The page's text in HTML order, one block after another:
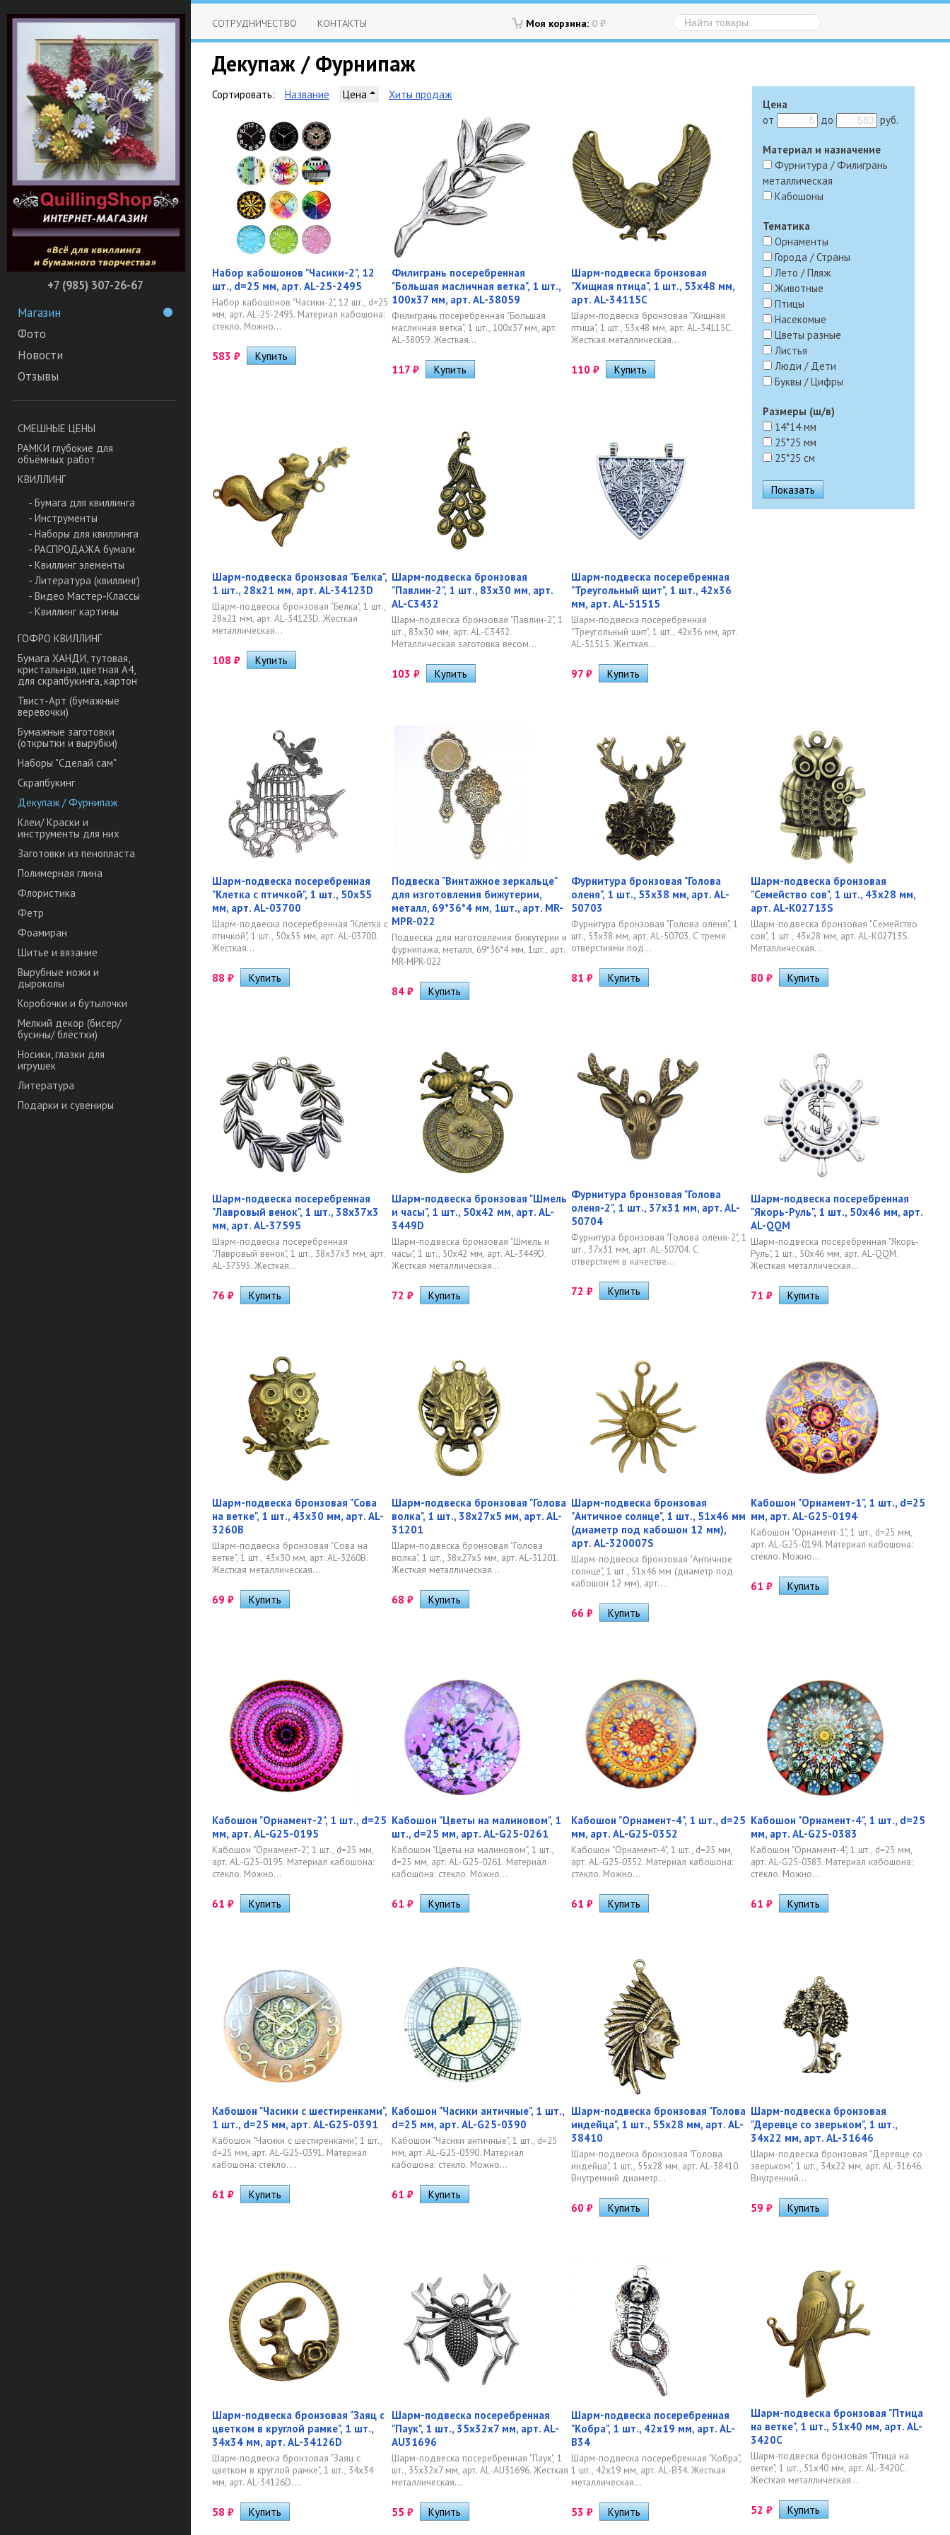
+7 (985) 307-26-67
Магазин
Фото
Новости
Отзывы
СМЕШНЫЕ ЦЕНЫ
РАМКИ глубокие для
объёмных работ
КВИЛЛИНГ
- Бумага для квиллинга
- Инструменты
- Наборы для квиллинга
- РАСПРОДАЖА бумаги
- Квиллинг элементы
- Литература (квиллинг)
- Видео Мастер-Классы
- Квиллинг картины
ГОФРО КВИЛЛИНГ
Бумага ХАНДИ, тутовая,
кристальная, цветная А4,
для скрапбукинга, картон
Твист-Арт (бумажные
веревочки)
Бумажные заготовки
(открытки и вырубки)
Наборы "Сделай сам"
Скрапбукинг
Декупаж / Фурнипаж
Клеи/ Краски и
инструменты для них
Заготовки из пенопласта
Полимерная глина
Флористика
Фетр
Фоамиран
Шитье и вязание
Вырубные ножи и
дыроколы
Коробочки и бутылочки
Мелкий декор (бисер/
бусины/ блёстки)
Носики, глазки для
игрушек
Литература
Подарки и сувениры
Моя корзина: 0 ₽
СОТРУДНИЧЕСТВО КОНТАКТЫ
Декупаж / Фурнипаж
Цена
от
до руб.
Материал и назначение
Фурнитура / Филигрань
металлическая
Кабошоны
Тематика
Орнаменты
Города / Страны
Лето / Пляж
Животные
Птицы
Насекомые
Цветы разные
Листья
Люди / Дети
Буквы / Цифры
Размеры (ш/в)
14*14 мм
25*25 мм
25*25 см
Сортировать: Название Цена Хиты продаж
Набор кабошонов "Часики-2", 12
шт., d=25 мм, арт. AL-25-2495
Набор кабошонов "Часики-2", 12 шт., d=25
мм, арт. AL-25-2495. Материал кабошона:
стекло. Можно...
583 ₽
Филигрань посеребренная
"Большая масличная ветка", 1 шт.,
100х37 мм, арт. AL-38059
Филигрань посеребренная "Большая
масличная ветка", 1 шт., 100х37 мм, арт.
AL-38059. Жесткая...
117 ₽
Шарм-подвеска бронзовая
"Хищная птица", 1 шт., 53х48 мм,
арт. AL-34115C
Шарм-подвеска бронзовая "Хищная
птица", 1 шт., 53х48 мм, арт. AL-34115C.
Жесткая металлическая...
110 ₽
Шарм-подвеска бронзовая "Белка",
1 шт., 28х21 мм, арт. AL-34123D
Шарм-подвеска бронзовая "Белка", 1 шт.,
28х21 мм, арт. AL-34123D. Жесткая
металлическая...
108 ₽
Шарм-подвеска бронзовая
"Павлин-2", 1 шт., 83х30 мм, арт.
AL-C3432
Шарм-подвеска бронзовая "Павлин-2", 1
шт., 83х30 мм, арт. AL-C3432.
Металлическая заготовка весом...
103 ₽
Шарм-подвеска посеребренная
"Треугольный щит", 1 шт., 42х36
мм, арт. AL-51515
Шарм-подвеска посеребренная
"Треугольный щит", 1 шт., 42х36 мм, арт.
AL-51515. Жесткая...
97 ₽
Шарм-подвеска посеребренная
"Клетка с птичкой", 1 шт., 50х55
мм, арт. AL-03700
Шарм-подвеска посеребренная "Клетка с
птичкой", 1 шт., 50х55 мм, арт. AL-03700.
Жесткая...
88 ₽
Подвеска "Винтажное зеркальце"
для изготовления бижутерии,
металл, 69*36*4 мм, 1шт., арт. MR-
MPR-022
Подвеска для изготовления бижутерии и
фурнипажа, металл, 69*36*4 мм, 1шт., арт.
MR-MPR-022
84 ₽
Фурнитура бронзовая "Голова
оленя", 1 шт., 53х38 мм, арт. AL-
50703
Фурнитура бронзовая "Голова оленя", 1
шт., 53х38 мм, арт. AL-50703. С тремя
отверстиями под...
81 ₽
Шарм-подвеска бронзовая
"Семейство сов", 1 шт., 43х28 мм,
арт. AL-K02713S
Шарм-подвеска бронзовая "Семейство
сов", 1 шт., 43х28 мм, арт. AL-K02713S.
Металлическая...
80 ₽
Шарм-подвеска посеребренная
"Лавровый венок", 1 шт., 38х37х3
мм, арт. AL-37595
Шарм-подвеска посеребренная
"Лавровый венок", 1 шт., 38х37х3 мм, арт.
AL-37595. Жесткая...
76 ₽
Шарм-подвеска бронзовая "Шмель
и часы", 1 шт., 50х42 мм, арт. AL-
3449D
Шарм-подвеска бронзовая "Шмель и
часы", 1 шт., 50х42 мм, арт. AL-3449D.
Жесткая металлическая...
72 ₽
Фурнитура бронзовая "Голова
оленя-2", 1 шт., 37х31 мм, арт. AL-
50704
Фурнитура бронзовая "Голова оленя-2", 1
шт., 37х31 мм, арт. AL-50704. С
отверстием в качестве...
72 ₽
Шарм-подвеска посеребренная
"Якорь-Руль", 1 шт., 50х46 мм, арт.
AL-QQM
Шарм-подвеска посеребренная "Якорь-
Руль", 1 шт., 50х46 мм, арт. AL-QQM.
Жесткая металлическая...
71 ₽
Шарм-подвеска бронзовая "Сова
на ветке", 1 шт., 43х30 мм, арт. AL-
3260B
Шарм-подвеска бронзовая "Сова на
ветке", 1 шт., 43х30 мм, арт. AL-3260B.
Жесткая металлическая...
69 ₽
Шарм-подвеска бронзовая "Голова
волка", 1 шт., 38х27х5 мм, арт. AL-
31201
Шарм-подвеска бронзовая "Голова
волка", 1 шт., 38х27х5 мм, арт. AL-31201.
Жесткая металлическая...
68 ₽
Шарм-подвеска бронзовая
"Античное солнце", 1 шт., 51х46 мм
(диаметр под кабошон 12 мм),
арт. AL-320007S
Шарм-подвеска бронзовая "Античное
солнце", 1 шт., 51х46 мм (диаметр под
кабошон 12 мм), арт....
66 ₽
Кабошон "Орнамент-1", 1 шт., d=25
мм, арт. AL-G25-0194
Кабошон "Орнамент-1", 1 шт., d=25 мм,
арт. AL-G25-0194. Материал кабошона:
стекло. Можно...
61 ₽
Кабошон "Орнамент-2", 1 шт., d=25
мм, арт. AL-G25-0195
Кабошон "Орнамент-2", 1 шт., d=25 мм,
арт. AL-G25-0195. Материал кабошона:
стекло. Можно...
61 ₽
Кабошон "Цветы на малиновом", 1
шт., d=25 мм, арт. AL-G25-0261
Кабошон "Цветы на малиновом", 1 шт.,
d=25 мм, арт. AL-G25-0261. Материал
кабошона: стекло. Можно...
61 ₽
Кабошон "Орнамент-4", 1 шт., d=25
мм, арт. AL-G25-0352
Кабошон "Орнамент-4", 1 шт., d=25 мм,
арт. AL-G25-0352. Материал кабошона:
стекло. Можно...
61 ₽
Кабошон "Орнамент-4", 1 шт., d=25
мм, арт. AL-G25-0383
Кабошон "Орнамент-4", 1 шт., d=25 мм,
арт. AL-G25-0383. Материал кабошона:
стекло. Можно...
61 ₽
Кабошон "Часики с шестиренками",
1 шт., d=25 мм, арт. AL-G25-0391
Кабошон "Часики с шестиренками", 1 шт.,
d=25 мм, арт. AL-G25-0391. Материал
кабошона: стекло....
61 ₽
Кабошон "Часики античные", 1 шт.,
d=25 мм, арт. AL-G25-0390
Кабошон "Часики античные", 1 шт., d=25
мм, арт. AL-G25-0390. Материал
кабошона: стекло. Можно...
61 ₽
Шарм-подвеска бронзовая "Голова
индейца", 1 шт., 55х28 мм, арт. AL-
38410
Шарм-подвеска бронзовая "Голова
индейца", 1 шт., 55х28 мм, арт. AL-38410.
Внутренний диаметр...
60 ₽
Шарм-подвеска бронзовая
"Деревце со зверьком", 1 шт.,
34х22 мм, арт. AL-31646
Шарм-подвеска бронзовая "Деревце со
зверьком", 1 шт., 34х22 мм, арт. AL-31646.
Внутренний...
59 ₽
Шарм-подвеска бронзовая "Заяц с
цветком в круглой рамке", 1 шт.,
34х34 мм, арт. AL-34126D
Шарм-подвеска бронзовая "Заяц с
цветком в круглой рамке", 1 шт., 34х34
мм, арт. AL-34126D....
58 ₽
Шарм-подвеска посеребренная
"Паук", 1 шт., 35х32х7 мм, арт. AL-
AU31696
Шарм-подвеска посеребренная "Паук", 1
шт., 35х32х7 мм, арт. AL-AU31696. Жесткая
металлическая...
55 ₽
Шарм-подвеска посеребренная
"Кобра", 1 шт., 42х19 мм, арт. AL-
B34
Шарм-подвеска посеребренная "Кобра",
1 шт., 42х19 мм, арт. AL-B34. Жесткая
металлическая...
53 ₽
Шарм-подвеска бронзовая "Птица
на ветке", 1 шт., 51х40 мм, арт. AL-
3420C
Шарм-подвеска бронзовая "Птица на
ветке", 1 шт., 51х40 мм, арт. AL-3420C.
Жесткая металлическая...
52 ₽